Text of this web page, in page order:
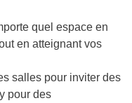
quel espace en
en atteignant vos
salles pour inviter des
pour des